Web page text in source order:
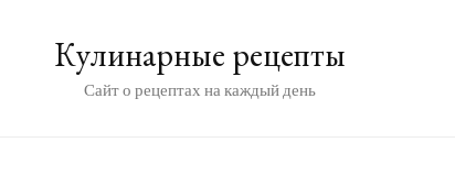
Кулинарные рецепты
Сайт о рецептах на каждый день